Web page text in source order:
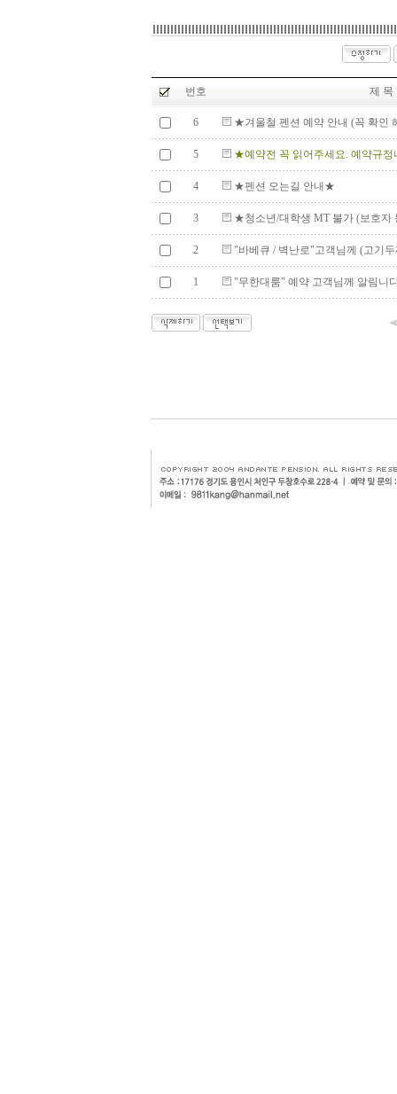
번호 제 목
6 ★겨울철 펜션 예약 안내 (꼭 확인
5 ★예약전 꼭 읽어주세요. 예약규
4 ★펜션 오는길 안내★
3 ★청소년/대학생 MT 불가 (보호자
2 "바베큐 / 벽난로"고객님께 (고기두
1 "무한대룸" 예약 고객님께 알림니